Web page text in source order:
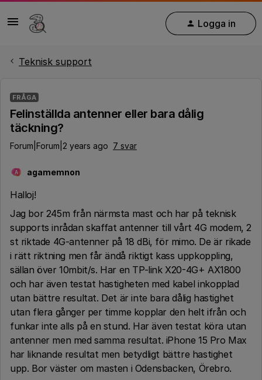
Logga in
Teknisk support
FRÅGA
Felinställda antenner eller bara dålig
täckning?
Forum|Forum|2 years ago 7 svar
A agamemnon
Halloj!
Jag bor 245m från närmsta mast och har på teknisk
supports inrådan skaffat antenner till vårt 4G modem, 2
st riktade 4G-antenner på 18 dBi, för mimo. De är rikade
i rätt riktning men får ändå riktigt kass uppkoppling,
sällan över 10mbit/s. Har en TP-link X20-4G+ AX1800
och har även testat hastigheten med kabel inkopplad
utan bättre resultat. Det är inte bara dålig hastighet
utan flera gånger per timme kopplar den helt ifrån och
funkar inte alls på en stund. Har även testat köra utan
antenner men med samma resultat. iPhone 15 Pro Max
har liknande resultat men betydligt bättre hastighet
upp. Bor väster om masten i Odensbacken, Örebro.